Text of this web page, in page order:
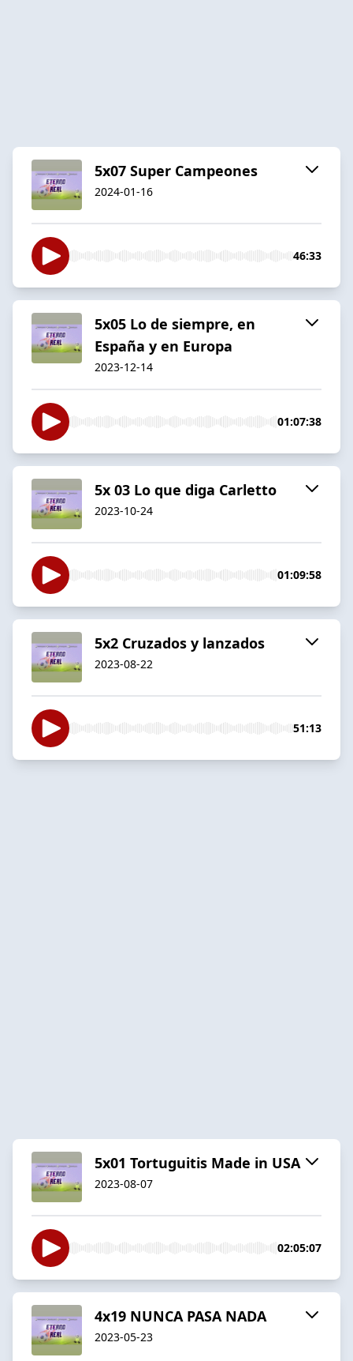
5x07 Super Campeones
2024-01-16
46:33
5x05 Lo de siempre, en
España y en Europa
2023-12-14
01:07:38
5x 03 Lo que diga Carletto
2023-10-24
01:09:58
5x2 Cruzados y lanzados
2023-08-22
51:13
5x01 Tortuguitis Made in USA
2023-08-07
02:05:07
4x19 NUNCA PASA NADA
2023-05-23